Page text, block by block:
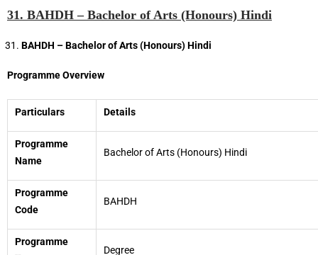
31. BAHDH – Bachelor of Arts (Honours) Hindi
BAHDH – Bachelor of Arts (Honours) Hindi
Programme Overview
Particulars Details
Programme
Name
Bachelor of Arts (Honours) Hindi
Programme
Code
BAHDH
Programme
Degree